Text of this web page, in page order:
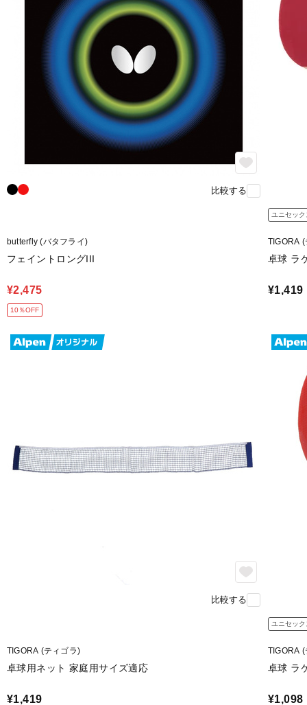
比較する
butterfly (バタフライ)
フェイントロングIII
¥2,475
10％OFF
ユニセック
TIGORA
卓球 ラ
¥1,419
比較する
TIGORA (ティゴラ)
卓球用ネット 家庭用サイズ適応
¥1,419
ユニセック
TIGORA
卓球 ラ
¥1,098